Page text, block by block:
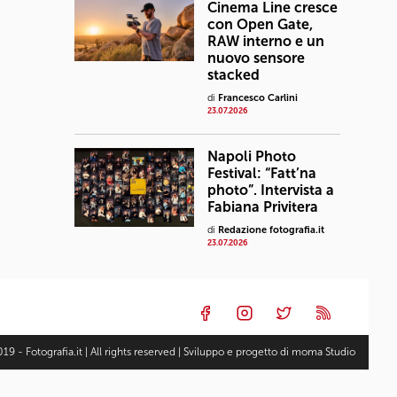
Cinema Line cresce
con Open Gate,
RAW interno e un
nuovo sensore
stacked
di Francesco Carlini
23.07.2026
Napoli Photo
Festival: “Fatt’na
photo”. Intervista a
Fabiana Privitera
di Redazione fotografia.it
23.07.2026
- Fotografia.it | All rights reserved | Sviluppo e progetto di moma Studio